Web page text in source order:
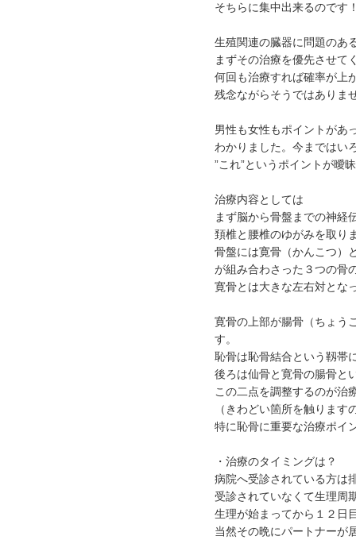
そちらに集中出来るのです
生殖関連の臓器に問題のあ
まずその治療を優先させて
何回も治療すれば確率が上
残念ながらそうではありま
男性も女性もポイントがあ
わかりました。今まではい
”これ”というポイントが曖
治療内容としては
まず脳から骨盤までの神経
頚椎と腰椎のゆがみを取り
骨盤には寛骨（かんこつ）
が組み合わさった３つの骨
寛骨とは大きな左右対とな
寛骨の上部が腸骨（ちょう
す。
恥骨は恥骨結合という靱帯
後ろは仙骨と寛骨の腸骨と
この二点を調整するのが治
（きわどい箇所を触りま
特に恥骨に重要な治療ポイ
・治療のタイミングは？
病院へ受診されている方は
受診されていなくて生理周
生理が始まってから１２日
当然その晩にパートナーが